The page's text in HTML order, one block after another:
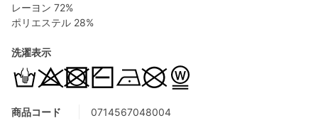
商品コード
0714567048004
レーヨン 72%
ポリエステル 28%
洗濯表示